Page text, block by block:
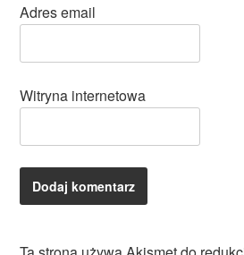
Adres email
Witryna internetowa